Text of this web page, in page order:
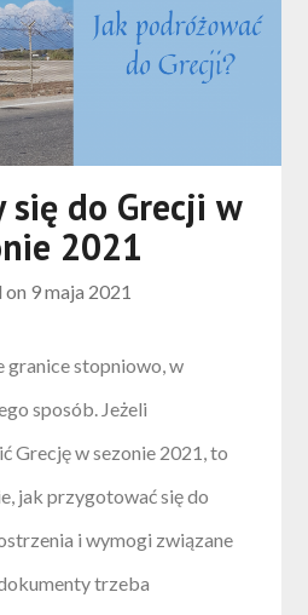
się do Grecji w
2021
on 9 maja 2021
granice stopniowo, w
sposób. Jeżeli
Grecję w sezonie 2021, to
jak przygotować się do
i wymogi związane
trzeba